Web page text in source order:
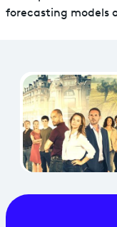
forecasting models